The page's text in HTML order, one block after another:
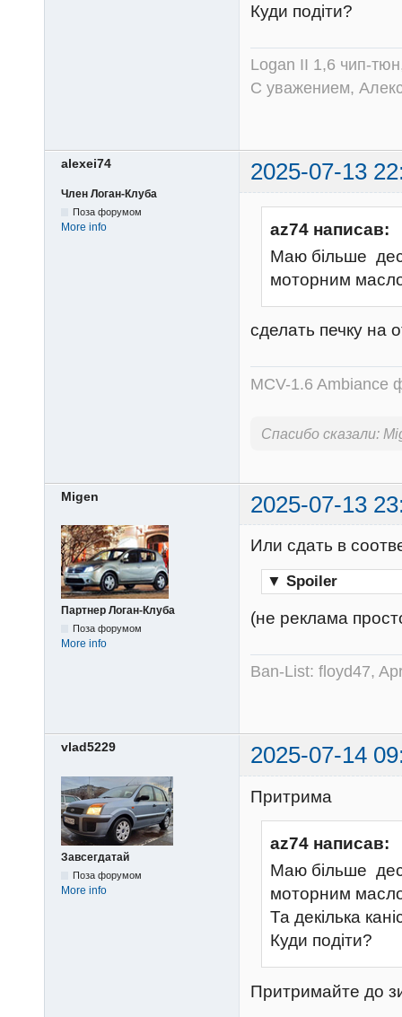
Куди подіти?
Logan II 1,6 чип-
С уважением,
alexei74 2025-07-13
Член Логан-Клуба
Поза форумом
More info
az74 написав:
Маю більше
моторним
сделать печку на
MCV-1.6 Ambiance
Спасибо сказали:
Migen 2025-07-13
Партнер Логан-Клуба
Поза форумом
More info
Или сдать в
▼ Spoiler
(не реклама
Ban-List: floyd47,
vlad5229 2025-07-14
Завсегдатай
Поза форумом
More info
Притрима
az74 написав:
Маю більше
моторним
Та декілька
Куди подіти?
Притримайте до